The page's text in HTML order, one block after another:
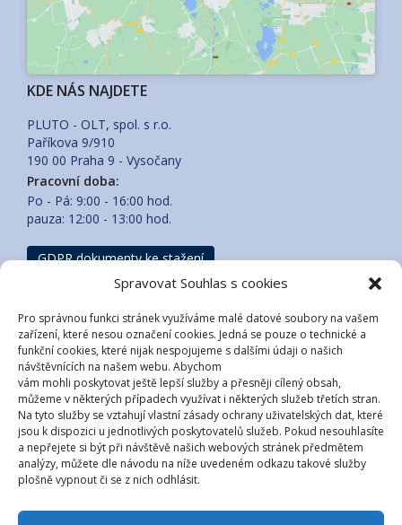
Spravovat Souhlas s cookies
Pro správnou funkci stránek využíváme malé datové soubory na vašem
zařízení, které nesou označení cookies. Jedná se pouze o technické a
funkční cookies, které nijak nespojujeme s dalšími údaji o našich
návštěvnících na našem webu. Abychom
vám mohli poskytovat ještě lepší služby a přesněji cílený obsah,
můžeme v některých případech využívat i některých služeb třetích stran.
Na tyto služby se vztahují vlastní zásady ochrany uživatelských dat, které
jsou k dispozici u jednotlivých poskytovatelů služeb. Pokud nesouhlasíte
a nepřejete si být při návštěvě našich webových stránek předmětem
analýzy, můžete dle návodu na níže uvedeném odkazu takové služby
plošně vypnout či se z nich odhlásit.
KDE NÁS NAJDETE
PLUTO - OLT, spol. s r.o.
Paříkova 9/910
190 00 Praha 9 - Vysočany
Pracovní doba:
Po - Pá: 9:00 - 16:00 hod.
pauza: 12:00 - 13:00 hod.
GDPR dokumenty ke stažení
Obchod, administrativa a správa licencí:
Tel: +420 273 134 900 E-mail:mail@pluto.cz
Technická podpora NEMExpress pro bankovní sektor:
Tel: +420 733 332 602 E-mail:nemexpress@pluto.cz
Technická podpora aplikace eBřemena:
Tel: +420 733 332 602 E-mail:ebremena@pluto.cz
Technická podpora programu NEMExpress AC:
Tel: +420 603 158 975 E-mail: